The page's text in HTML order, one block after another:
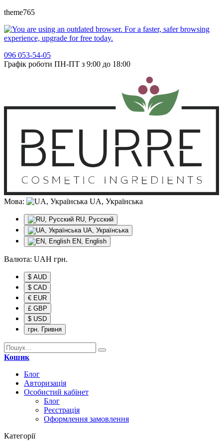
theme765
096 053-54-05
Графік роботи ПН-ПТ з 9:00 до 18:00
Мова: UA, Українська
RU, Русский
UA, Українська
EN, English
Валюта: UAH грн.
$ AUD
$ CAD
€ EUR
£ GBP
$ USD
грн. Гривня
Кошик
Блог
Авторизація
Особистий кабінет
Блог
Реєстрація
Оформлення замовлення
Категорії